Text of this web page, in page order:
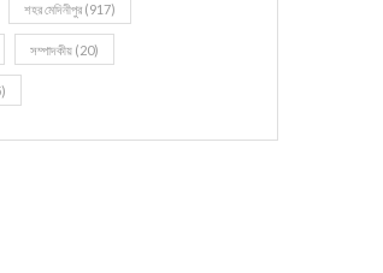
শহর মেদিনীপুর (917)
সম্পাদকীয় (20)